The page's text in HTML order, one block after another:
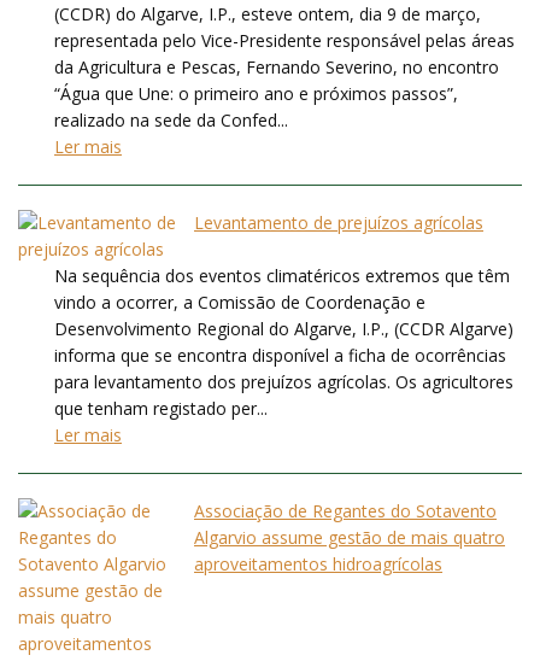
(CCDR) do Algarve, I.P., esteve ontem, dia 9 de março,
representada pelo Vice-Presidente responsável pelas áreas
da Agricultura e Pescas, Fernando Severino, no encontro
“Água que Une: o primeiro ano e próximos passos”,
realizado na sede da Confed...
Ler mais
Levantamento de prejuízos agrícolas
Na sequência dos eventos climatéricos extremos que têm
vindo a ocorrer, a Comissão de Coordenação e
Desenvolvimento Regional do Algarve, I.P., (CCDR Algarve)
informa que se encontra disponível a ficha de ocorrências
para levantamento dos prejuízos agrícolas. Os agricultores
que tenham registado per...
Ler mais
Associação de Regantes do Sotavento
Algarvio assume gestão de mais quatro
aproveitamentos hidroagrícolas